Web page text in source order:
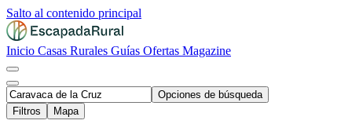
Salto al contenido principal
Inicio Casas Rurales Guías Ofertas Magazine
Opciones de búsqueda
Filtros
Mapa